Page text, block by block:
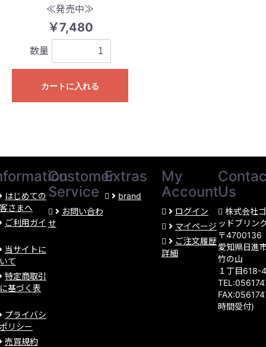
≪発売中≫
￥7,480
数量
カートに入れる
はじめての
さまへ
ご利用ガイ
当サイトに
て
特定商取引
基づく表
プライバシ
リシー
売買規約
Customer
Service
お問い合わ
せ
Extras
brand
My
Account
ログイン
マイページ
ご注文履歴
詳細
Us
株式会社
ッドブリン
〒4700136
愛知県日進
竹の山
１丁目618-
時間受付)